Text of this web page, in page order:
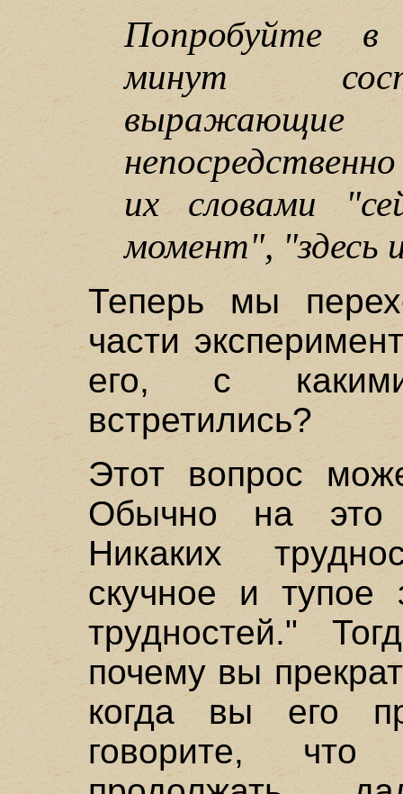
Попробуйте в
минут
их словами
момент", "здесь
Теперь мы
части
его, с
встретились?
Этот вопрос
Обычно на это
Никаких
скучное и тупое
трудностей."
почему вы
когда вы его
говорите,